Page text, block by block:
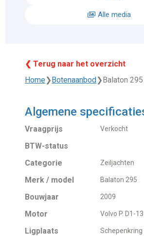
Alle media
❮ Terug naar het overzicht
Home❯Botenaanbod❯Balaton 295
Algemene
Vraagprijs Verkocht
BTW-status
Categorie
Zeiljachten
Merk / model Balaton 295
Bouwjaar 2009
Motor Volvo P. D1-13
Ligplaats
Schepenkring